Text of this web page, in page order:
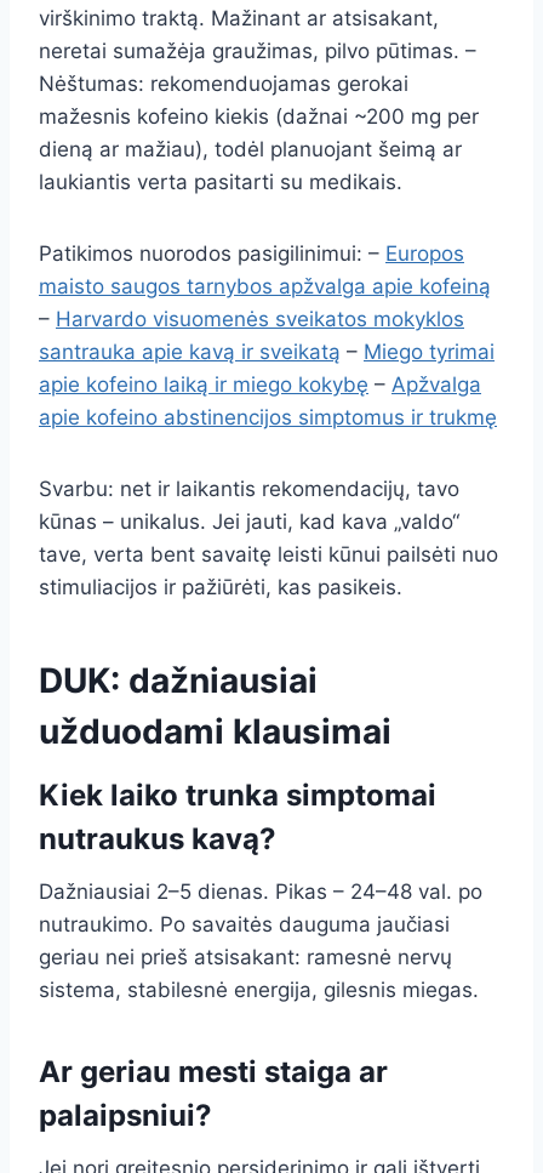
virškinimo traktą. Mažinant ar atsisakant,
neretai sumažėja graužimas, pilvo pūtimas. –
Nėštumas: rekomenduojamas gerokai
mažesnis kofeino kiekis (dažnai ~200 mg per
dieną ar mažiau), todėl planuojant šeimą ar
laukiantis verta pasitarti su medikais.
Patikimos nuorodos pasigilinimui: – Europos
maisto saugos tarnybos apžvalga apie kofeiną
– Harvardo visuomenės sveikatos mokyklos
santrauka apie kavą ir sveikatą – Miego tyrimai
apie kofeino laiką ir miego kokybę – Apžvalga
apie kofeino abstinencijos simptomus ir trukmę
Svarbu: net ir laikantis rekomendacijų, tavo
kūnas – unikalus. Jei jauti, kad kava „valdo“
tave, verta bent savaitę leisti kūnui pailsėti nuo
stimuliacijos ir pažiūrėti, kas pasikeis.
DUK: dažniausiai
užduodami klausimai
Kiek laiko trunka simptomai
nutraukus kavą?
Dažniausiai 2–5 dienas. Pikas – 24–48 val. po
nutraukimo. Po savaitės dauguma jaučiasi
geriau nei prieš atsisakant: ramesnė nervų
sistema, stabilesnė energija, gilesnis miegas.
Ar geriau mesti staiga ar
palaipsniui?